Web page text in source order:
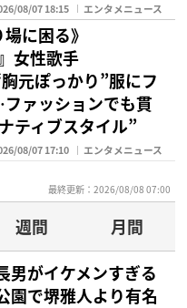
08/07 18:15 エンタメニュース
に困る》
女性歌手
元ぽっかり”服にフ
ァッションでも貫
ティブスタイル”
08/07 17:10 エンタメニュース
最終更新：2026/08/08 07:00
週間
月間
男がイケメンすぎる
で堺雅人より有名